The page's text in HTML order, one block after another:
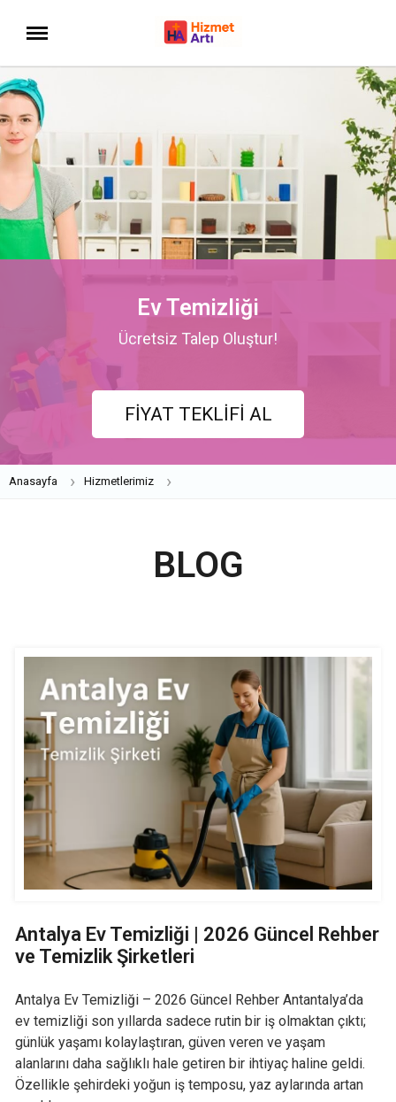
Ev Temizliği
Ücretsiz Talep Oluştur!
FİYAT TEKLİFİ AL
Anasayfa Hizmetlerimiz
BLOG
Antalya Ev Temizliği | 2026 Güncel Rehber
ve Temizlik Şirketleri
Antalya Ev Temizliği – 2026 Güncel Rehber Antantalya’da
ev temizliği son yıllarda sadece rutin bir iş olmaktan çıktı;
günlük yaşamı kolaylaştıran, güven veren ve yaşam
alanlarını daha sağlıklı hale getiren bir ihtiyaç haline geldi.
Özellikle şehirdeki yoğun iş temposu, yaz aylarında artan